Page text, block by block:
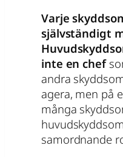
Varje
självständigt
inte en chef
andra
agera, men på
många
samordnande